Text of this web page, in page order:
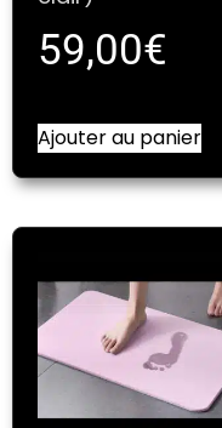
59,00€
Ajouter au panier